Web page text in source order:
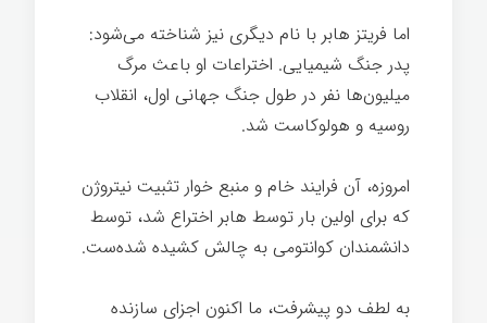
اما فریتز هابر با نام دیگری نیز شناخته می‌شود:
پدر جنگ شیمیایی. اختراعات او باعث مرگ
میلیون‌ها نفر در طول جنگ جهانی اول، انقلاب
روسیه و هولوکاست شد.
امروزه، آن فرایند خام و منبع خوار تثبیت نیتروژن
که برای اولین بار توسط هابر اختراع شد، توسط
دانشمندان کوانتومی به چالش کشیده شده‌ست.
به لطف دو پیشرفت، ما اکنون اجزای سازنده